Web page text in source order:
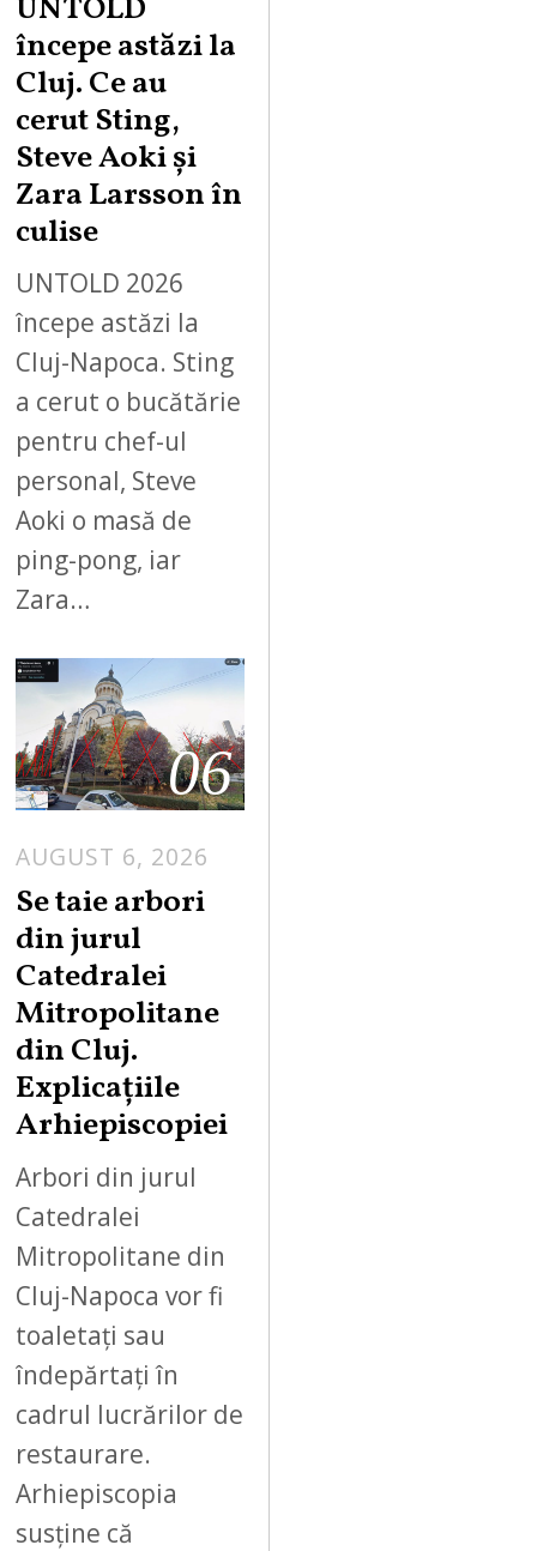
UNTOLD
începe astăzi la
Cluj. Ce au
cerut Sting,
Steve Aoki și
Zara Larsson în
culise
UNTOLD 2026
începe astăzi la
Cluj-Napoca. Sting
a cerut o bucătărie
pentru chef-ul
personal, Steve
Aoki o masă de
ping-pong, iar
Zara…
06
AUGUST 6, 2026
Se taie arbori
din jurul
Catedralei
Mitropolitane
din Cluj.
Explicațiile
Arhiepiscopiei
Arbori din jurul
Catedralei
Mitropolitane din
Cluj-Napoca vor fi
toaletați sau
îndepărtați în
cadrul lucrărilor de
restaurare.
Arhiepiscopia
susține că